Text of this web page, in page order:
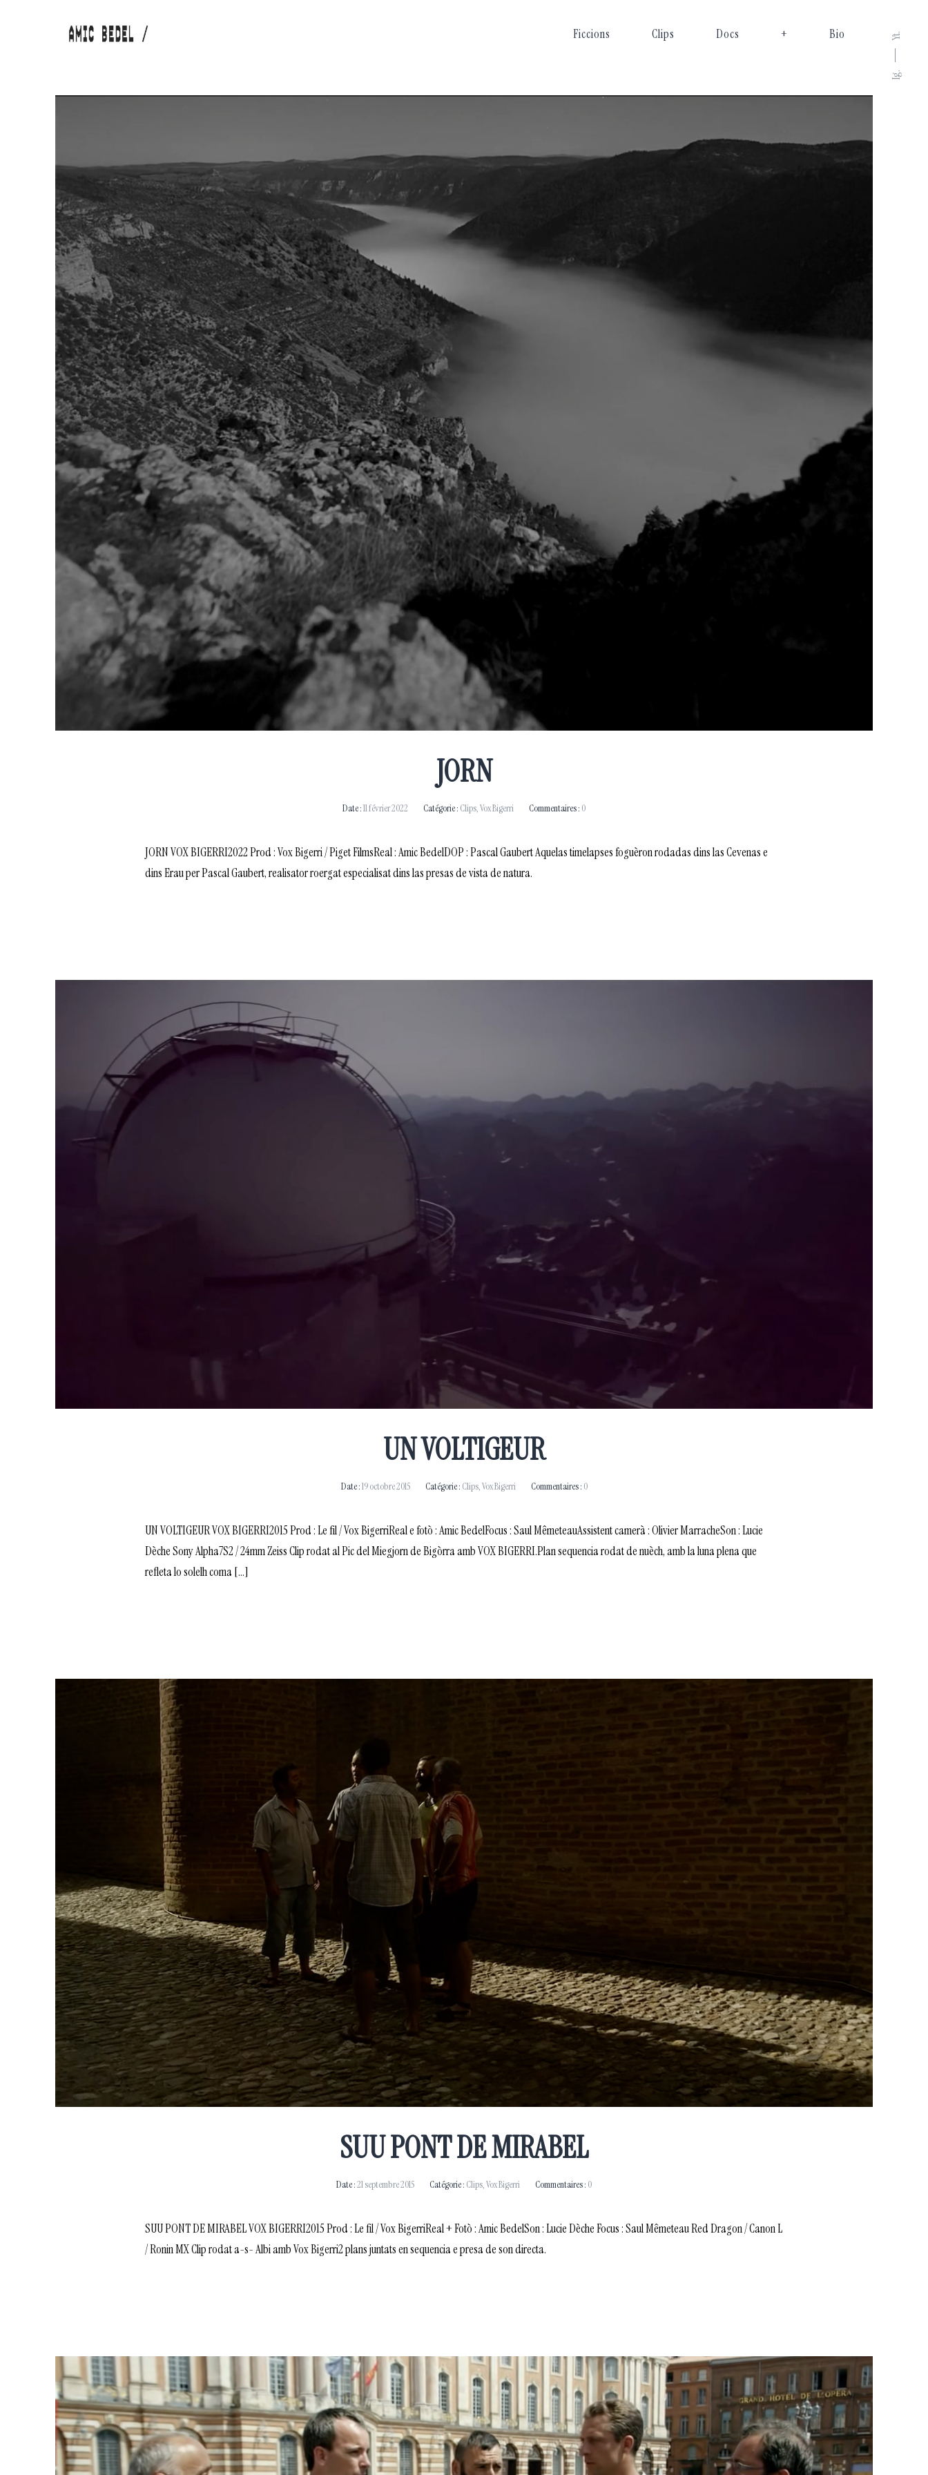
Ficcions Clips Docs + Bio
Ig.
Yt.
JORN
Date :11 février 2022 Catégorie : Clips,Vox Bigerri Commentaires : 0
JORN VOX BIGERRI2022 Prod : Vox Bigerri / Piget FilmsReal : Amic BedelDOP : Pascal Gaubert Aquelas timelapses foguèron rodadas dins las Cevenas e
dins Erau per Pascal Gaubert, realisator roergat especialisat dins las presas de vista de natura.
UN VOLTIGEUR
Date :19 octobre 2015 Catégorie : Clips,Vox Bigerri Commentaires : 0
UN VOLTIGEUR VOX BIGERRI2015 Prod : Le fil / Vox BigerriReal e fotò : Amic BedelFocus : Saul MêmeteauAssistent camerà : Olivier MarracheSon : Lucie
Dèche Sony Alpha7S2 / 24mm Zeiss Clip rodat al Pic del Miegjorn de Bigòrra amb VOX BIGERRI.Plan sequencia rodat de nuèch, amb la luna plena que
refleta lo solelh coma […]
SUU PONT DE MIRABEL
Date :21 septembre 2015 Catégorie : Clips,Vox Bigerri Commentaires : 0
SUU PONT DE MIRABEL VOX BIGERRI2015 Prod : Le fil / Vox BigerriReal + Fotò : Amic BedelSon : Lucie Dèche Focus : Saul Mêmeteau Red Dragon / Canon L
/ Ronin MX Clip rodat a-s- Albi amb Vox Bigerri2 plans juntats en sequencia e presa de son directa.